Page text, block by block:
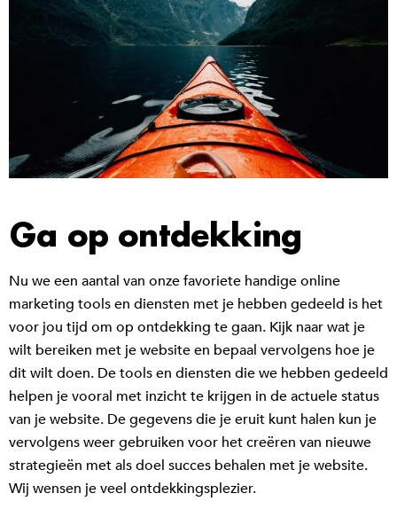
Ga op ontdekking
Nu we een aantal van onze favoriete handige online
marketing tools en diensten met je hebben gedeeld is het
voor jou tijd om op ontdekking te gaan. Kijk naar wat je
wilt bereiken met je website en bepaal vervolgens hoe je
dit wilt doen. De tools en diensten die we hebben gedeeld
helpen je vooral met inzicht te krijgen in de actuele status
van je website. De gegevens die je eruit kunt halen kun je
vervolgens weer gebruiken voor het creëren van nieuwe
strategieën met als doel succes behalen met je website.
Wij wensen je veel ontdekkingsplezier.